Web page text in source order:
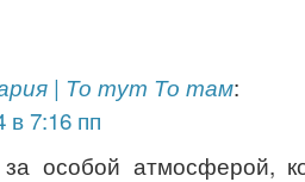
| То тут То там:
в 7:16 пп
особой атмосферой,